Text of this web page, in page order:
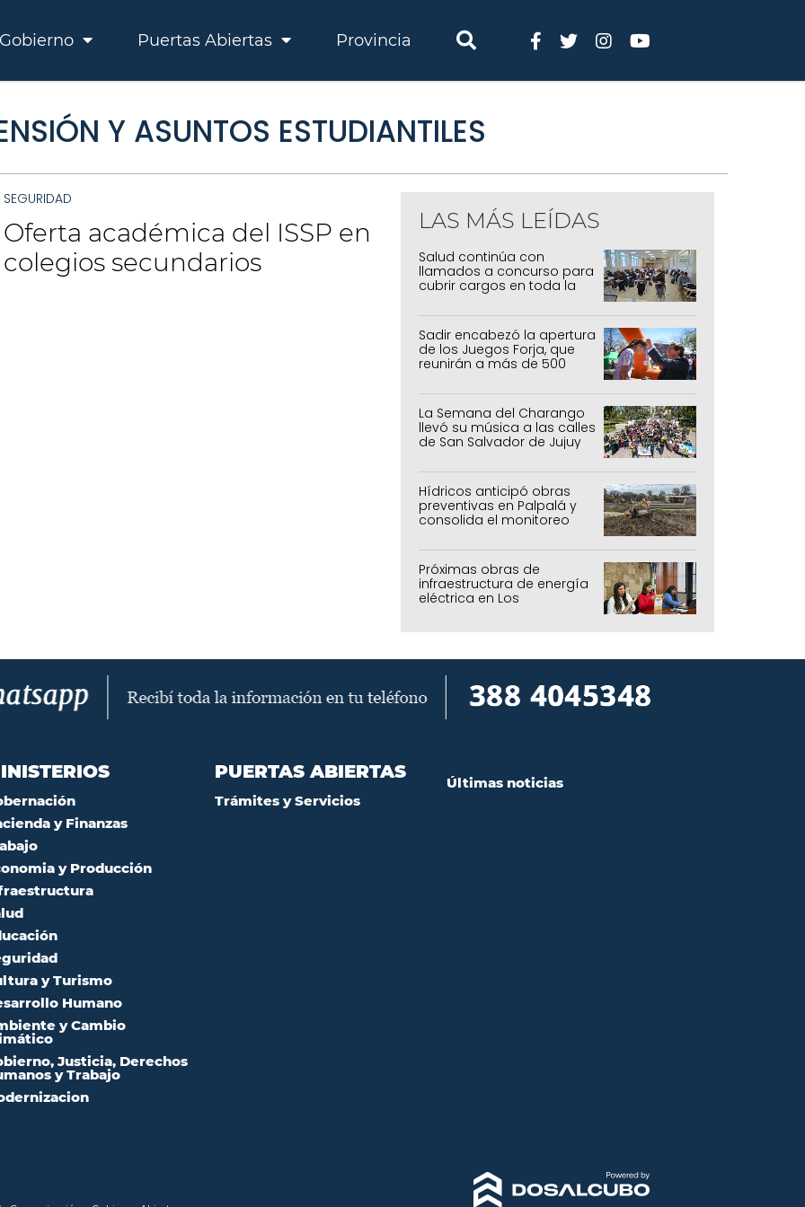
Gobierno Puertas Abiertas Provincia
Y ASUNTOS ESTUDIANTILES
SEGURIDAD
Oferta académica del ISSP en
colegios secundarios
LAS MÁS LEÍDAS
Salud continúa con
llamados a concurso para
cubrir cargos en toda la
Sadir encabezó la apertura
de los Juegos Forja, que
reunirán a más de 500
La Semana del Charango
llevó su música a las calles
de San Salvador de Jujuy
Hídricos anticipó obras
preventivas en Palpalá y
consolida el monitoreo
Próximas obras de
infraestructura de energía
eléctrica en Los
y Finanzas
y Producción
y Turismo
Humano
y Cambio
Justicia, Derechos
y Trabajo
PUERTAS ABIERTAS
Trámites y Servicios
Últimas noticias